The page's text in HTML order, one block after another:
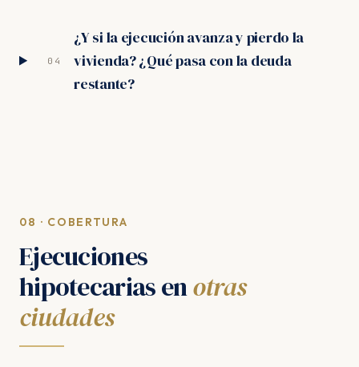
04
¿Y si la ejecución avanza y pierdo la
vivienda? ¿Qué pasa con la deuda
restante?
08 · COBERTURA
Ejecuciones
hipotecarias enotras
ciudades